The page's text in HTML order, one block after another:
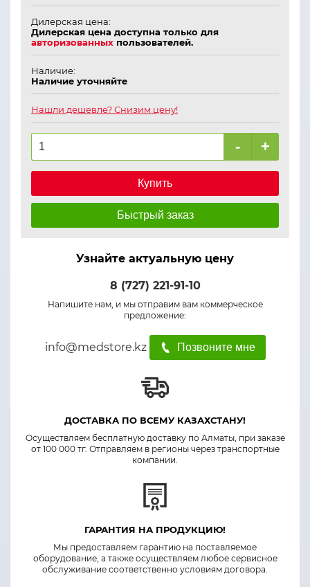
Дилерская цена:
Дилерская цена доступна только для
авторизованных пользователей.
Наличие:
Наличие уточняйте
Нашли дешевле? Снизим цену!
- +
Купить
Быстрый заказ
Узнайте актуальную цену
8 (727) 221-91-10
Напишите нам, и мы отправим вам коммерческое
предложение:
info@medstore.kz Позвоните мне
ДОСТАВКА ПО ВСЕМУ КАЗАХСТАНУ!
Осуществляем бесплатную доставку по Алматы, при заказе
от 100 000 тг. Отправляем в регионы через транспортные
компании.
ГАРАНТИЯ НА ПРОДУКЦИЮ!
Мы предоставляем гарантию на поставляемое
оборудование, а также осуществляем любое сервисное
обслуживание соответственно условиям договора.